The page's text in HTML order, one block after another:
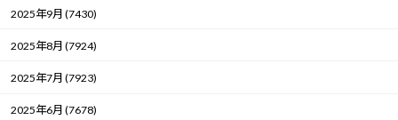
2025年9月 (7430)
2025年8月 (7924)
2025年7月 (7923)
2025年6月 (7678)